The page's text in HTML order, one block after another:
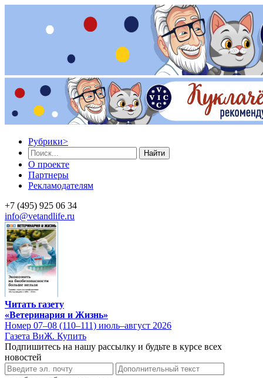
Рубрики>
Найти
О проекте
Партнеры
Рекламодателям
+7 (495) 925 06 34
info@vetandlife.ru
Читать газету
«Ветеринария и Жизнь»
Номер 07–08 (110–111) июль–август 2026
Газета ВиЖ. Купить
Подпишитесь на нашу рассылку и будьте в курсе всех
новостей